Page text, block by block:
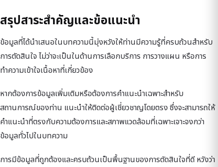
สรุปสาระสำคัญและข้อแนะนำ
ข้อมูลที่ได้นำเสนอในบทความนี้มุ่งหวังให้ท่านมีความรู้ที่ครบถ้วนสำหรับ
การตัดสินใจ ไม่ว่าจะเป็นในด้านการเลือกบริการ การวางแผน หรือการ
ทำความเข้าใจเนื้อหาที่เกี่ยวข้อง
หากต้องการข้อมูลเพิ่มเติมหรือต้องการคำแนะนำเฉพาะสำหรับ
สถานการณ์ของท่าน แนะนำให้ติดต่อผู้เชี่ยวชาญโดยตรง ซึ่งจะสามารถให้
คำแนะนำที่ตรงกับความต้องการและสภาพแวดล้อมที่เฉพาะเจาะจงกว่า
ข้อมูลทั่วไปในบทความ
การมีข้อมูลที่ถูกต้องและครบถ้วนเป็นพื้นฐานของการตัดสินใจที่ดี หวังว่า